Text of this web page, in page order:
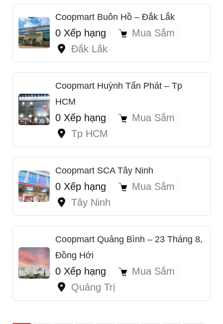
Coopmart Buôn Hồ – Đắk Lắk
0 Xếp hạng
Mua Sắm
Đắk Lắk
Coopmart Huỳnh Tấn Phát – Tp
HCM
0 Xếp hạng
Mua Sắm
Tp HCM
Coopmart SCA Tây Ninh
0 Xếp hạng
Mua Sắm
Tây Ninh
Coopmart Quảng Bình – 23 Tháng 8,
Đồng Hới
0 Xếp hạng
Mua Sắm
Quảng Trị